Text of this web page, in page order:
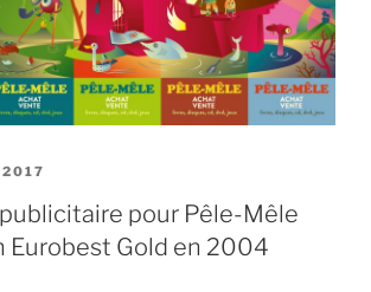
2017
pour Pêle-Mêle
Eurobest Gold en 2004